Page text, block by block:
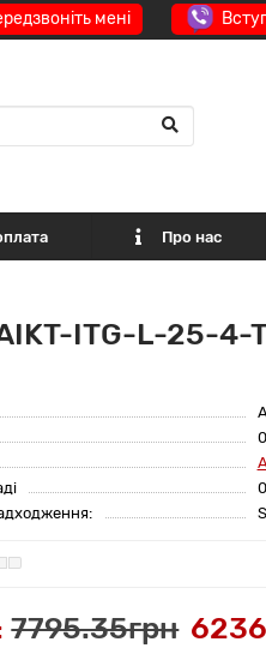
мені
Про нас
ITG-L-25-4-
7795.35грн